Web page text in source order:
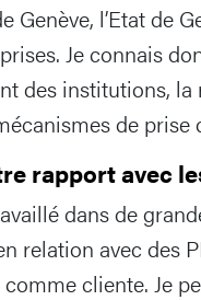
Genève, l’Etat de
Je connais
des institutions,
de prise
rapport avec
dans de
relation avec des
cliente. Je